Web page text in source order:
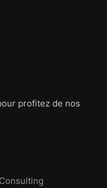
profitez de nos